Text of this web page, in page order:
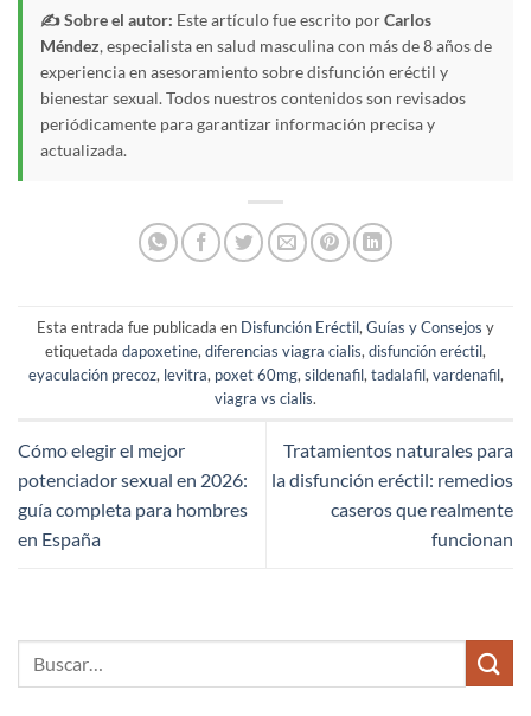
✍️ Sobre el autor: Este artículo fue escrito porCarlos
Méndez, especialista en salud masculina con más de 8 años de
experiencia en asesoramiento sobre disfunción eréctil y
bienestar sexual. Todos nuestros contenidos son revisados
periódicamente para garantizar información precisa y
actualizada.
Esta entrada fue publicada en Disfunción Eréctil, Guías y Consejos y
etiquetada dapoxetine, diferencias viagra cialis, disfunción eréctil,
eyaculación precoz, levitra, poxet 60mg, sildenafil, tadalafil, vardenafil,
viagra vs cialis.
Cómo elegir el mejor
potenciador sexual en 2026:
guía completa para hombres
en España
Tratamientos naturales para
la disfunción eréctil: remedios
caseros que realmente
funcionan